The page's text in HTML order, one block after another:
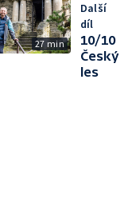
27 min
Další
díl
10/10
Český
les